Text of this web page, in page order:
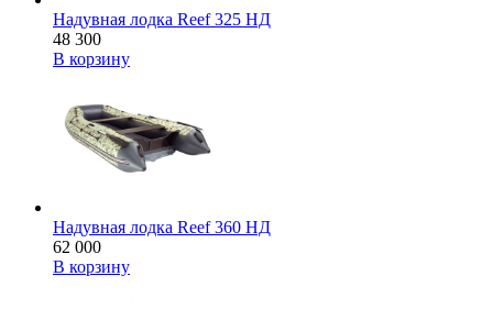
Надувная лодка Reef 325 НД
48 300
В корзину
Надувная лодка Reef 360 НД
62 000
В корзину